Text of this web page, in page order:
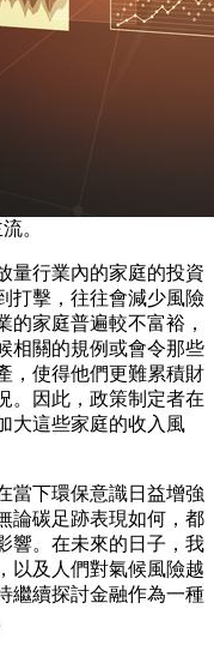
。
量行業內的家庭的投資
打擊，往往會減少風險
的家庭普遍較不富裕，
相關的規例或會令那些
，使得他們更難累積財
。因此，政策制定者在
大這些家庭的收入風
當下環保意識日益增強
論碳足跡表現如何，都
響。在未來的日子，我
以及人們對氣候風險越
繼續探討金融作為一種